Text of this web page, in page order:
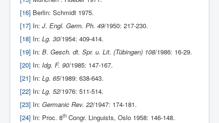
[16] Berlin: Schmidt 1975.
[17] In: J. Engl. Germ. Ph. 49/1950: 217-230.
[18] In: Lg. 30/1954: 409-414.
[19] In: B. Gesch. dt. Spr. u. Lit. (Tübingen) 108/1986: 16-29.
[20] In: Idg. F. 90/1985: 147-167.
[21] In: Lg. 65/1989: 638-643.
[22] In: Lg. 52/1976: 511-514.
[23] In: Germanic Rev. 22/1947: 174-181.
[24] In: Proc. 8th Congr. Linguists, Oslo 1958: 146-148.